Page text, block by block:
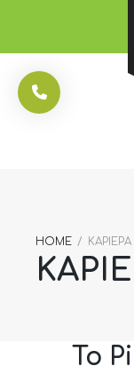
HOME / ΚΑΡΙΈΡΑ
Το